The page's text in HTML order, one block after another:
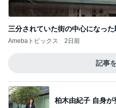
三分されていた街の中心になった
Amebaトピックス 2日前
記事
柏木由紀子 自身が